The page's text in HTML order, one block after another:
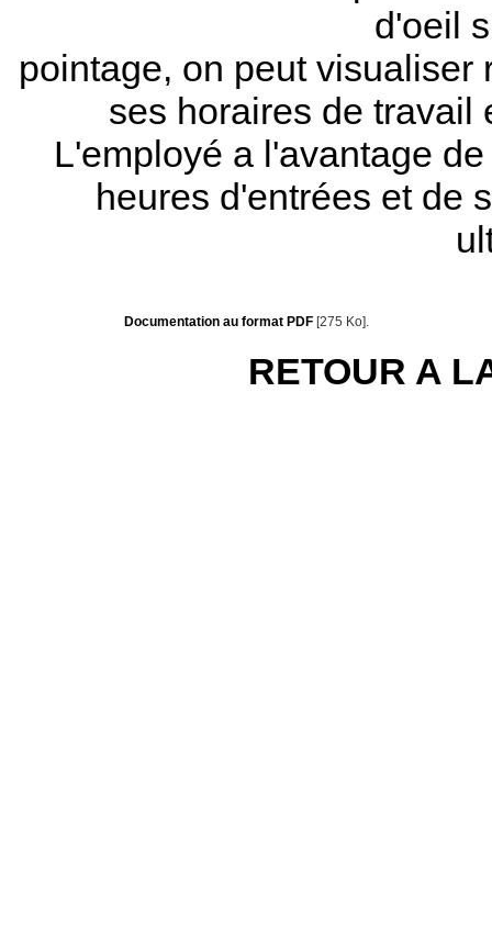
d'oeil
pointage, on peut
ses horaires de travail
L'employé a l'avantage
heures d'entrées et de
Documentation au format PDF [275 Ko].
RETOUR A